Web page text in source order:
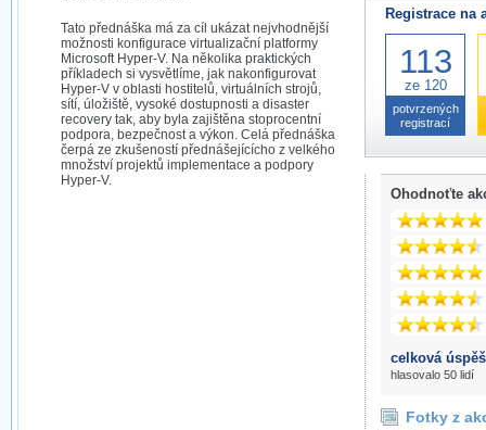
Tato přednáška má za cíl ukázat nejvhodnější
možnosti konfigurace virtualizační platformy
Microsoft Hyper-V. Na několika praktických
příkladech si vysvětlíme, jak nakonfigurovat
Hyper-V v oblasti hostitelů, virtuálních strojů,
sítí, úložiště, vysoké dostupnosti a disaster
recovery tak, aby byla zajištěna stoprocentní
podpora, bezpečnost a výkon. Celá přednáška
čerpá ze zkušeností přednášejícícho z velkého
množství projektů implementace a podpory
Hyper-V.
Registrace na
113
ze 120
potvrzených
registrací
Ohodnoťte
celková
hlasovalo 50 lidí
Fotky z